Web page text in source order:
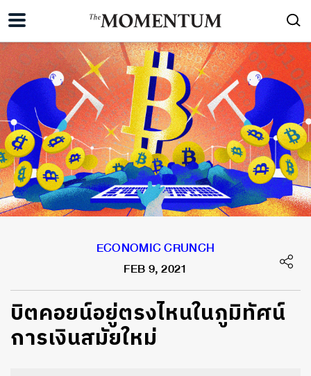
ECONOMIC CRUNCH
FEB 9, 2021
บิตคอยน์อยู่ตรงไหนในภูมิทัศน์
การเงินสมัยใหม่